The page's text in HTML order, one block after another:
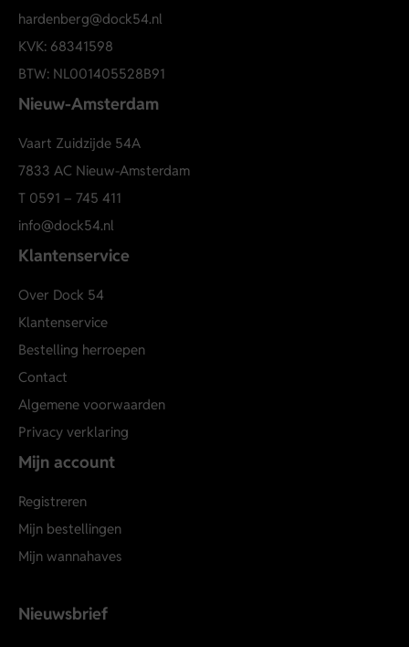
hardenberg@dock54.nl
KVK: 68341598
BTW: NL001405528B91
Nieuw-Amsterdam
Vaart Zuidzijde 54A
7833 AC Nieuw-Amsterdam
T 0591 – 745 411
info@dock54.nl
Klantenservice
Over Dock 54
Klantenservice
Bestelling herroepen
Contact
Algemene voorwaarden
Privacy verklaring
Mijn account
Registreren
Mijn bestellingen
Mijn wannahaves
Nieuwsbrief